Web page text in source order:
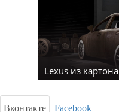
Lexus из картона
Вконтакте Facebook